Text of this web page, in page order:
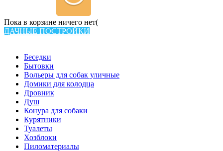
Пока в корзине ничего нет(
ДАЧНЫЕ ПОСТРОЙКИ
Беседки
Бытовки
Вольеры для собак уличные
Домики для колодца
Дровник
Душ
Конура для собаки
Курятники
Туалеты
Хозблоки
Пиломатериалы